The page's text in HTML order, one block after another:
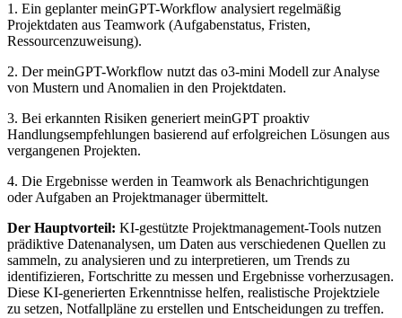
1. Ein geplanter meinGPT-Workflow analysiert regelmäßig
Projektdaten aus Teamwork (Aufgabenstatus, Fristen,
Ressourcenzuweisung).
2. Der meinGPT-Workflow nutzt das o3-mini Modell zur Analyse
von Mustern und Anomalien in den Projektdaten.
3. Bei erkannten Risiken generiert meinGPT proaktiv
Handlungsempfehlungen basierend auf erfolgreichen Lösungen aus
vergangenen Projekten.
4. Die Ergebnisse werden in Teamwork als Benachrichtigungen
oder Aufgaben an Projektmanager übermittelt.
Der Hauptvorteil: KI-gestützte Projektmanagement-Tools nutzen
prädiktive Datenanalysen, um Daten aus verschiedenen Quellen zu
sammeln, zu analysieren und zu interpretieren, um Trends zu
identifizieren, Fortschritte zu messen und Ergebnisse vorherzusagen.
Diese KI-generierten Erkenntnisse helfen, realistische Projektziele
zu setzen, Notfallpläne zu erstellen und Entscheidungen zu treffen.